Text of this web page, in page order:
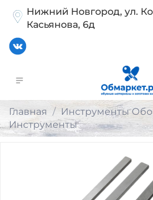
Нижний Новгород, ул.
Касьянова, 6д
Главная
Инструменты
Инструменты